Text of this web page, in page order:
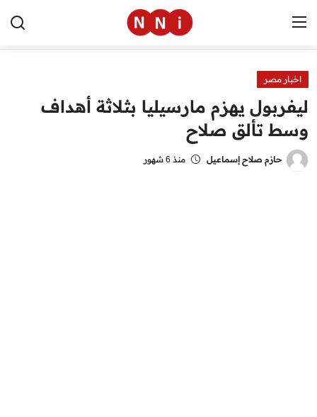
الرئيسية
اخبار مصر
العالم
اخبار مصر
ليفربول يهزم مارسيليا بثلاثة أهداف
وسط تألق صلاح
حازم صلاح إسماعيل منذ 6 شهور